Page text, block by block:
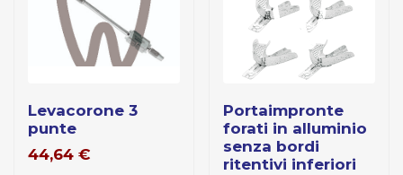
levacorone 3
punte
44,64 €
portaimpronte
forati in alluminio
senza bordi
ritentivi inferiori